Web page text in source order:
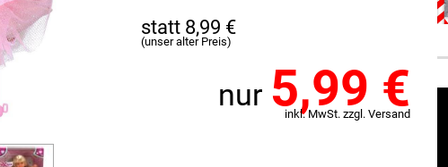
statt 8,99 €
(unser alter Preis)
nur 5,99 €
inkl. MwSt. zzgl. Versand